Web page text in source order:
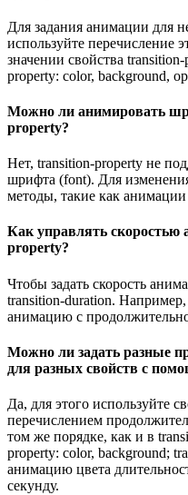
Для задания анимации для
используйте перечисление
значении свойства
property: color, background,
Можно ли анимировать
property?
Нет, transition-property не
шрифта (font). Для
методы, такие как
Как управлять
property?
Чтобы задать скорость
transition-duration. Например,
анимацию с
Можно ли задать разные
для разных свойств с
Да, для этого используйте
перечислением
том же порядке, как и в
property: color, background;
анимацию цвета
секунду.